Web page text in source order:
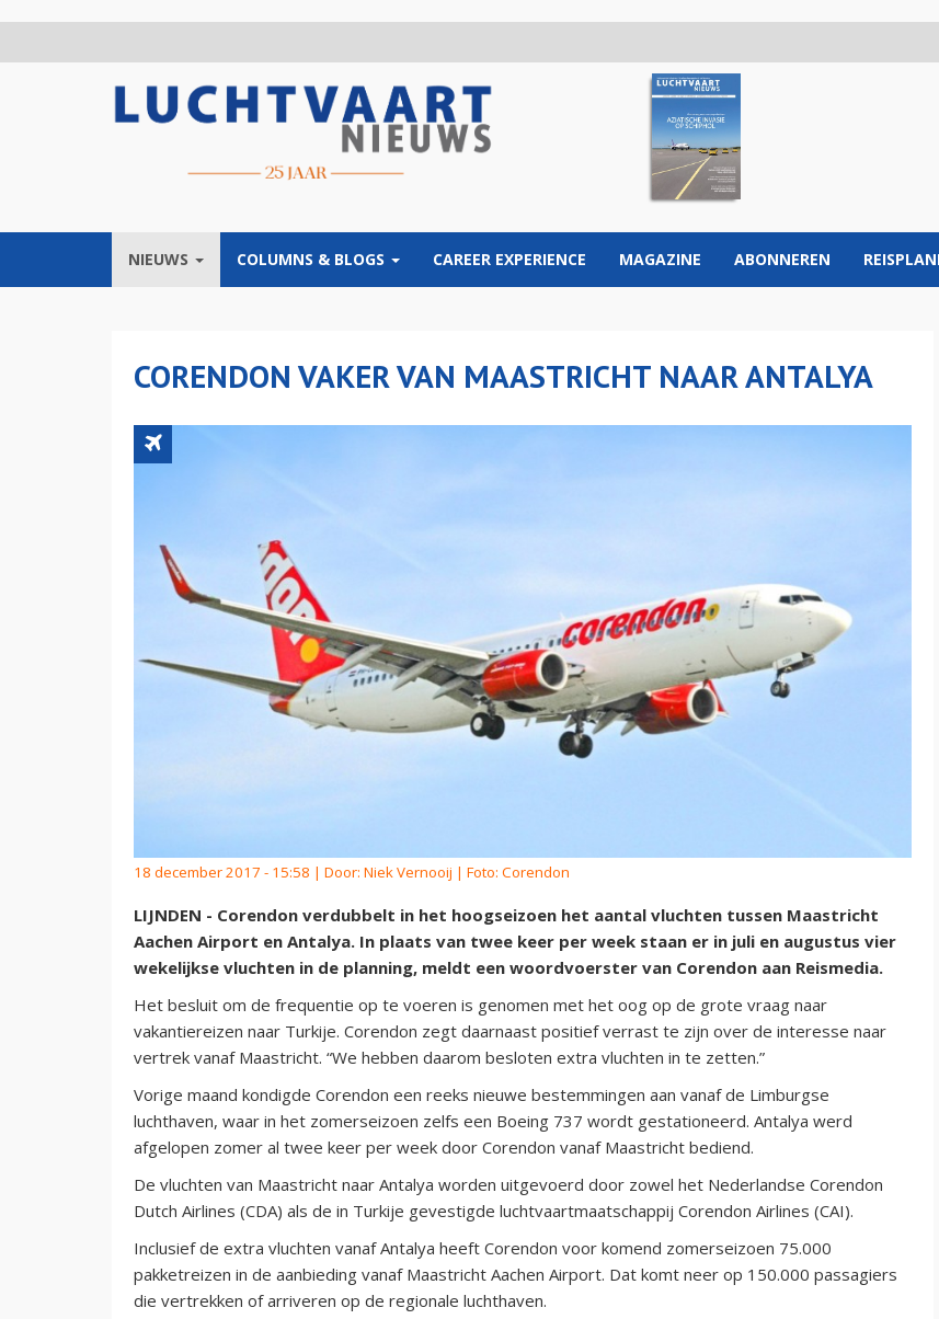
NIEUWS COLUMNS & BLOGS CAREER EXPERIENCE MAGAZINE ABONNEREN
CORENDON VAKER VAN MAASTRICHT NAAR ANTALYA
18 december 2017 - 15:58 | Door: Niek Vernooij | Foto: Corendon
LIJNDEN - Corendon verdubbelt in het hoogseizoen het aantal vluchten tussen Maastricht
Aachen Airport en Antalya. In plaats van twee keer per week staan er in juli en augustus vier
wekelijkse vluchten in de planning, meldt een woordvoerster van Corendon aan Reismedia.
Het besluit om de frequentie op te voeren is genomen met het oog op de grote vraag naar
vakantiereizen naar Turkije. Corendon zegt daarnaast positief verrast te zijn over de interesse naar
vertrek vanaf Maastricht. “We hebben daarom besloten extra vluchten in te zetten.”
Vorige maand kondigde Corendon een reeks nieuwe bestemmingen aan vanaf de Limburgse
luchthaven, waar in het zomerseizoen zelfs een Boeing 737 wordt gestationeerd. Antalya werd
afgelopen zomer al twee keer per week door Corendon vanaf Maastricht bediend.
De vluchten van Maastricht naar Antalya worden uitgevoerd door zowel het Nederlandse Corendon
Dutch Airlines (CDA) als de in Turkije gevestigde luchtvaartmaatschappij Corendon Airlines (CAI).
Inclusief de extra vluchten vanaf Antalya heeft Corendon voor komend zomerseizoen 75.000
pakketreizen in de aanbieding vanaf Maastricht Aachen Airport. Dat komt neer op 150.000 passagiers
die vertrekken of arriveren op de regionale luchthaven.